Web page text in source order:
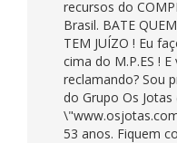
recursos do
Brasil. BATE
TEM JUÍZO ! Eu
cima do M.P.ES !
reclamando? Sou
do Grupo Os Jotas
53 anos. Fiquem